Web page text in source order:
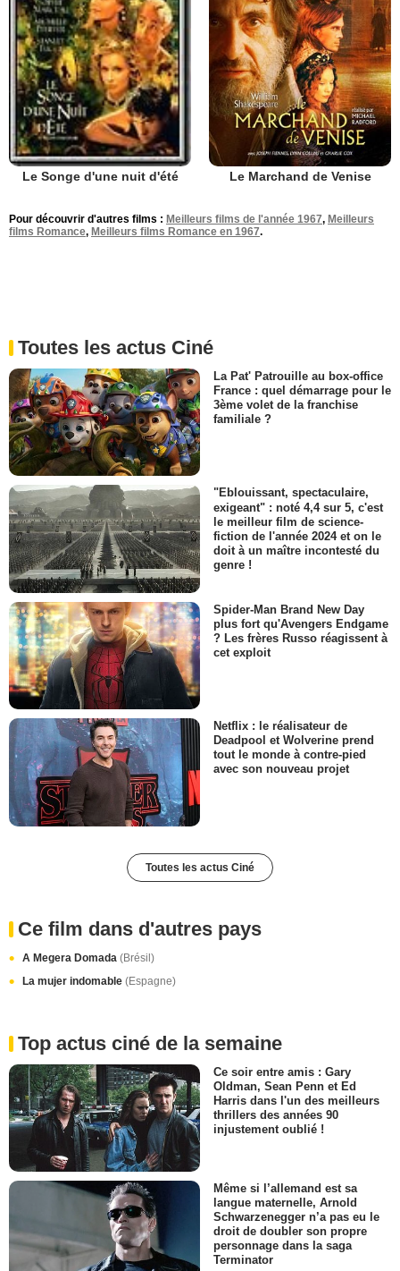
Le Songe d'une nuit d'été Le Marchand de Venise
Pour découvrir d'autres films : Meilleurs films de l'année 1967, Meilleurs
films Romance, Meilleurs films Romance en 1967.
Toutes les actus Ciné
La Pat' Patrouille au box-office
France : quel démarrage pour le
3ème volet de la franchise
familiale ?
"Eblouissant, spectaculaire,
exigeant" : noté 4,4 sur 5, c'est
le meilleur film de science-
fiction de l'année 2024 et on le
doit à un maître incontesté du
genre !
Spider-Man Brand New Day
plus fort qu'Avengers Endgame
? Les frères Russo réagissent à
cet exploit
Netflix : le réalisateur de
Deadpool et Wolverine prend
tout le monde à contre-pied
avec son nouveau projet
Toutes les actus Ciné
Ce film dans d'autres pays
A Megera Domada (Brésil)
La mujer indomable (Espagne)
Top actus ciné de la semaine
Ce soir entre amis : Gary
Oldman, Sean Penn et Ed
Harris dans l'un des meilleurs
thrillers des années 90
injustement oublié !
Même si l’allemand est sa
langue maternelle, Arnold
Schwarzenegger n’a pas eu le
droit de doubler son propre
personnage dans la saga
Terminator